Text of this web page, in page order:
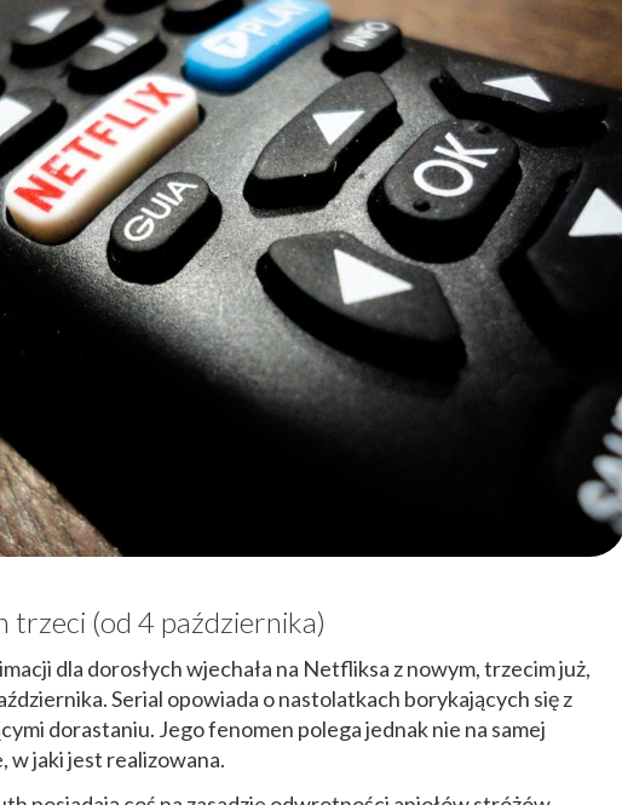
trzeci (od 4 października)
dla dorosłych wjechała na Netfliksa z nowym, trzecim już,
Serial opowiada o nastolatkach borykających się z
dorastaniu. Jego fenomen polega jednak nie na samej
w jaki jest realizowana.